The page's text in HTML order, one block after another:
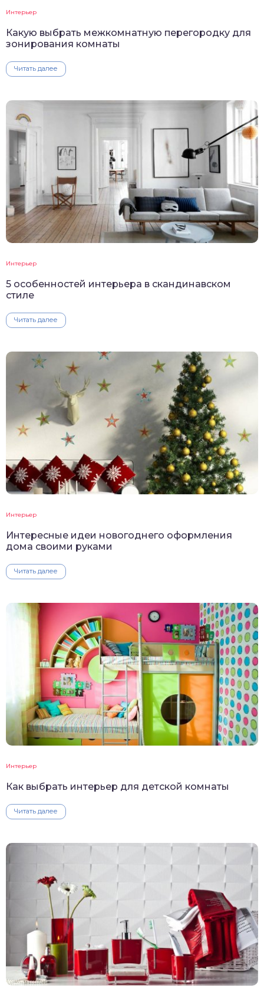
Интерьер
Какую выбрать межкомнатную перегородку для
зонирования комнаты
Читать далее
Интерьер
5 особенностей интерьера в скандинавском
стиле
Читать далее
Интерьер
Интересные идеи новогоднего оформления
дома своими руками
Читать далее
Интерьер
Как выбрать интерьер для детской комнаты
Читать далее